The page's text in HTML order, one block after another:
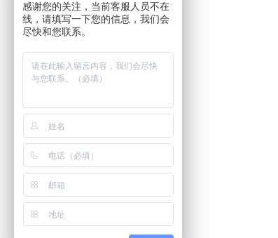
上海橡胶（香港）集团
中奥恒通（北京）电子
感谢您的关注，当前客服人员不在
线，请填写一下您的信息，我们会
尽快和您联系。